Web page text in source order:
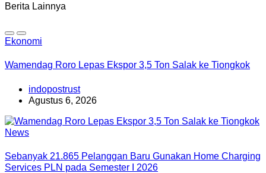
Berita Lainnya
Ekonomi
Wamendag Roro Lepas Ekspor 3,5 Ton Salak ke Tiongkok
indopostrust
Agustus 6, 2026
News
Sebanyak 21.865 Pelanggan Baru Gunakan Home Charging
Services PLN pada Semester I 2026